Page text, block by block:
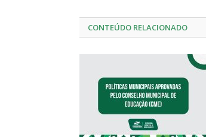
CONTEÚDO RELACIONADO